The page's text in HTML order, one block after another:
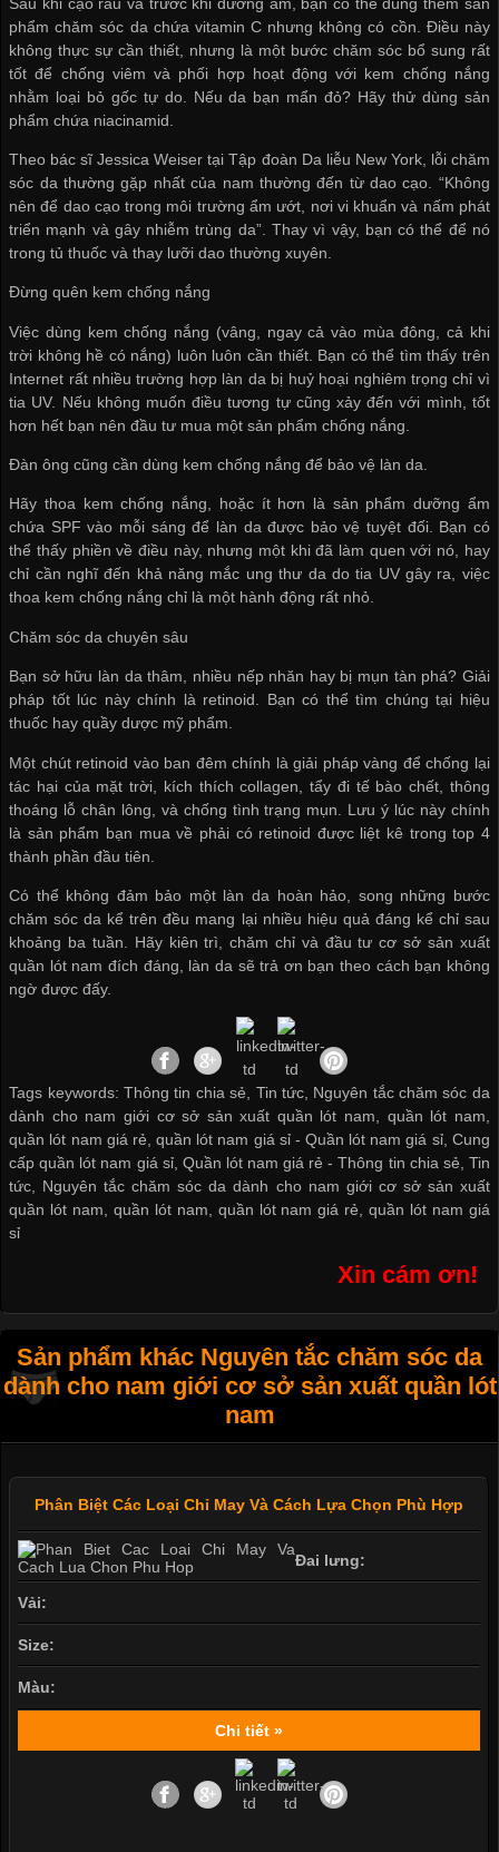
phẩm chăm sóc da chứa vitamin C nhưng không có cồn. Điều này
không thực sự cần thiết, nhưng là một bước chăm sóc bổ sung rất
tốt để chống viêm và phối hợp hoạt động với kem chống nắng
nhằm loại bỏ gốc tự do. Nếu da bạn mẩn đỏ? Hãy thử dùng sản
phẩm chứa niacinamid.
Theo bác sĩ Jessica Weiser tại Tập đoàn Da liễu New York, lỗi chăm
sóc da thường gặp nhất của nam thường đến từ dao cạo. “Không
nên để dao cạo trong môi trường ẩm ướt, nơi vi khuẩn và nấm phát
triển mạnh và gây nhiễm trùng da”. Thay vì vậy, bạn có thể để nó
trong tủ thuốc và thay lưỡi dao thường xuyên.
Đừng quên kem chống nắng
Việc dùng kem chống nắng (vâng, ngay cả vào mùa đông, cả khi
trời không hề có nắng) luôn luôn cần thiết. Bạn có thể tìm thấy trên
Internet rất nhiều trường hợp làn da bị huỷ hoại nghiêm trọng chỉ vì
tia UV. Nếu không muốn điều tương tự cũng xảy đến với mình, tốt
hơn hết bạn nên đầu tư mua một sản phẩm chống nắng.
Đàn ông cũng cần dùng kem chống nắng để bảo vệ làn da.
Hãy thoa kem chống nắng, hoặc ít hơn là sản phẩm dưỡng ẩm
chứa SPF vào mỗi sáng để làn da được bảo vệ tuyệt đối. Bạn có
thể thấy phiền về điều này, nhưng một khi đã làm quen với nó, hay
chỉ cần nghĩ đến khả năng mắc ung thư da do tia UV gây ra, việc
thoa kem chống nắng chỉ là một hành động rất nhỏ.
Chăm sóc da chuyên sâu
Bạn sở hữu làn da thâm, nhiều nếp nhăn hay bị mụn tàn phá? Giải
pháp tốt lúc này chính là retinoid. Bạn có thể tìm chúng tại hiệu
thuốc hay quầy dược mỹ phẩm.
Một chút retinoid vào ban đêm chính là giải pháp vàng để chống lại
tác hại của mặt trời, kích thích collagen, tẩy đi tế bào chết, thông
thoáng lỗ chân lông, và chống tình trạng mụn. Lưu ý lúc này chính
là sản phẩm bạn mua về phải có retinoid được liệt kê trong top 4
thành phần đầu tiên.
Có thể không đảm bảo một làn da hoàn hảo, song những bước
chăm sóc da kể trên đều mang lại nhiều hiệu quả đáng kể chỉ sau
khoảng ba tuần. Hãy kiên trì, chăm chỉ và đầu tưcơ sở sản xuất
quần lót nam đích đáng, làn da sẽ trả ơn bạn theo cách bạn không
ngờ được đấy.
Tags keywords: Thông tin chia sẻ, Tin tức, Nguyên tắc chăm sóc da
dành cho nam giới cơ sở sản xuất quần lót nam, quần lót nam,
quần lót nam giá rẻ, quần lót nam giá sỉ - Quần lót nam giá sỉ, Cung
cấp quần lót nam giá sỉ, Quần lót nam giá rẻ -Thông tin chia sẻ, Tin
tức, Nguyên tắc chăm sóc da dành cho nam giới cơ sở sản xuất
quần lót nam, quần lót nam, quần lót nam giá rẻ,quần lót nam giá
sỉ
Xin cám ơn!
Sản phẩm khác Nguyên tắc chăm sóc da
dành cho nam giới cơ sở sản xuất quần lót
nam
Phân Biệt Các Loại Chỉ May Và Cách Lựa Chọn Phù Hợp
Đai lưng:
Vải:
Size:
Màu:
Chi tiết »